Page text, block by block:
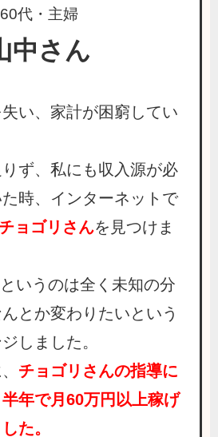
60代・主婦
中さん
い、家計が困窮してい
ず、私にも収入源が必
時、インターネットで
ョゴリさんを見つけま
いうのは全く未知の分
とか変わりたいという
しました。
チョゴリさんの指導に
年で月60万円以上稼げ
た。